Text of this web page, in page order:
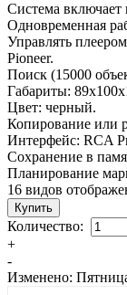
Система включает
Одновременная
Управлять
Pioneer.
Поиск (15000
Габариты:
Цвет: черный.
Копирование или
Интерфейс: RCA
Сохранение в
Планирование
16 видов
Количество:
+
-
Изменено: